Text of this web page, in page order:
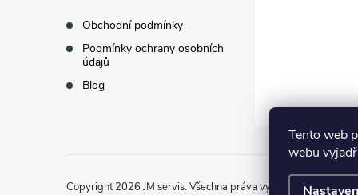
Tento web
webu
Obchodní podmínky
Podmínky ochrany osobních
údajů
Blog
Copyright 2026 JM servis. Všechna práva vyhrazena.